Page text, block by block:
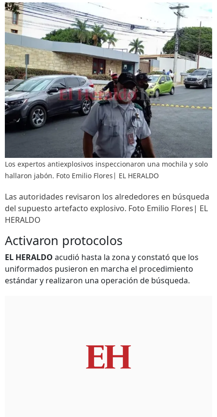
Los expertos antiexplosivos inspeccionaron una mochila y solo
hallaron jabón. Foto Emilio Flores| EL HERALDO
Las autoridades revisaron los alrededores en búsqueda
del supuesto artefacto explosivo. Foto Emilio Flores| EL
HERALDO
Activaron protocolos
EL HERALDO acudió hasta la zona y constató que los
uniformados pusieron en marcha el procedimiento
estándar y realizaron una operación de búsqueda.